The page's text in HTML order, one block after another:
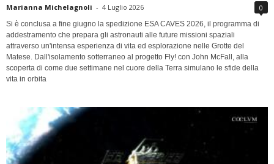
Marianna Michelagnoli - 4 Luglio 2026 0
Si è conclusa a fine giugno la spedizione ESA CAVES 2026, il programma di
addestramento che prepara gli astronauti alle future missioni spaziali
attraverso un'intensa esperienza di vita ed esplorazione nelle Grotte del
Matese. Dall'isolamento sotterraneo al progetto Fly! con John McFall, alla
scoperta di come due settimane nel cuore della Terra simulano le sfide della
vita in orbita